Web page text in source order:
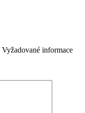
Vyžadované informace